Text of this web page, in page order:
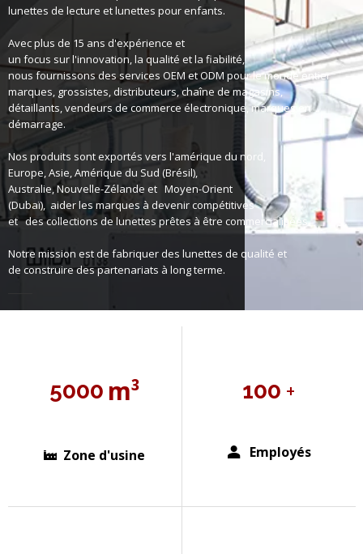
lunettes de lecture et lunettes pour enfants.
Avec plus de 15 ans d'expérience et
un focus sur l'innovation, la qualité et la fiabilité,
nous fournissons des services OEM et ODM pour le monde entier
marques, grossistes, distributeurs, chaîne de magasins,
détaillants, vendeurs de commerce électronique, marques en
démarrage.
Nos produits sont exportés vers l'amérique du nord,
Europe, Asie, Amérique du Sud (Brésil),
Australie, Nouvelle-Zélande et Moyen-Orient
(Dubaï), aider les marques à devenir compétitives
etdes collections de lunettes prêtes à être commercialisées.
Notre mission est de fabriquer des lunettes de qualité et
de construire des partenariats à long terme.
5000 m³
 Zone d'usine
100 +
 Employés